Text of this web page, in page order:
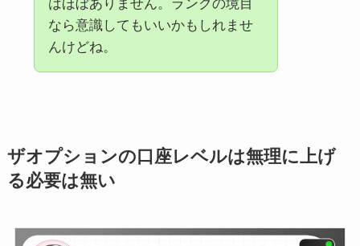
はほぼありません。ランクの境目
なら意識してもいいかもしれませ
んけどね。
ザオプションの口座レベルは無理に上げ
る必要は無い